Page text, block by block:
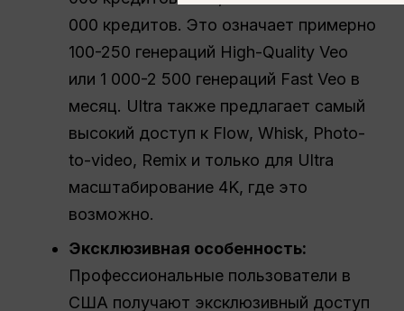
000 кредитов. Это означает примерно
100-250 генераций High-Quality Veo
или 1 000-2 500 генераций Fast Veo в
месяц. Ultra также предлагает самый
высокий доступ к Flow, Whisk, Photo-
to-video, Remix и только для Ultra
масштабирование 4K, где это
возможно.
Эксклюзивная особенность:
Профессиональные пользователи в
США получают эксклюзивный доступ